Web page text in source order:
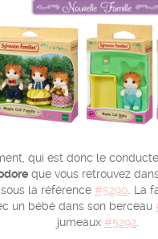
qui est donc le
que vous retrouvez
la référence #5290. La
un bébé dans son berceau
jumeaux #5292.